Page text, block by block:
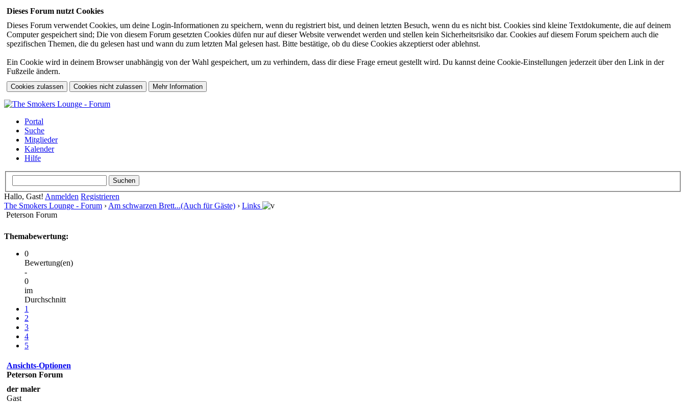
Dieses Forum nutzt Cookies
Dieses Forum verwendet Cookies, um deine Login-Informationen zu speichern, wenn du registriert bist, und deinen letzten Besuch, wenn du es nicht bist. Cookies sind kleine Textdokumente, die auf deinem
Computer gespeichert sind; Die von diesem Forum gesetzten Cookies düfen nur auf dieser Website verwendet werden und stellen kein Sicherheitsrisiko dar. Cookies auf diesem Forum speichern auch die
spezifischen Themen, die du gelesen hast und wann du zum letzten Mal gelesen hast. Bitte bestätige, ob du diese Cookies akzeptierst oder ablehnst.
Ein Cookie wird in deinem Browser unabhängig von der Wahl gespeichert, um zu verhindern, dass dir diese Frage erneut gestellt wird. Du kannst deine Cookie-Einstellungen jederzeit über den Link in der
Fußzeile ändern.
Portal
Suche
Mitglieder
Kalender
Hilfe
Hallo, Gast! Anmelden Registrieren
The Smokers Lounge - Forum › Am schwarzen Brett...(Auch für Gäste) › Links
Peterson Forum
Themabewertung:
0
Bewertung(en)
-
0
im
Durchschnitt
1
2
3
4
5
Ansichts-Optionen
Peterson Forum
der maler
Gast